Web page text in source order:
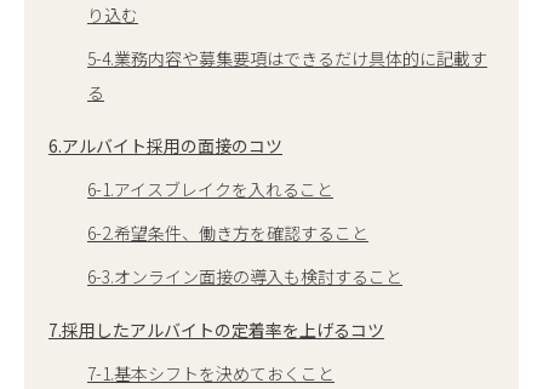
り込む
5-4.業務内容や募集要項はできるだけ具体的に記載す
る
6.アルバイト採用の面接のコツ
6-1.アイスブレイクを入れること
6-2.希望条件、働き方を確認すること
6-3.オンライン面接の導入も検討すること
7.採用したアルバイトの定着率を上げるコツ
7-1.基本シフトを決めておくこと